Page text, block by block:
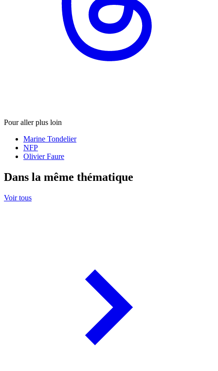
Pour aller plus loin
Marine Tondelier
NFP
Olivier Faure
Dans la même thématique
Voir tous